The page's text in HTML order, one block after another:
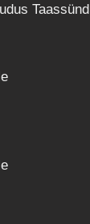
Taassünd